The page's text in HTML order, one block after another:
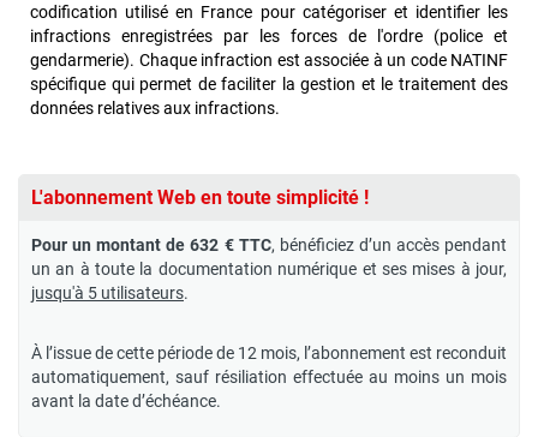
codification utilisé en France pour catégoriser et identifier les
infractions enregistrées par les forces de l'ordre (police et
gendarmerie). Chaque infraction est associée à un code NATINF
spécifique qui permet de faciliter la gestion et le traitement des
données relatives aux infractions.
L'abonnement Web en toute simplicité !
Pour un montant de 632 € TTC, bénéficiez d’un accès pendant
un an à toute la documentation numérique et ses mises à jour,
jusqu'à 5 utilisateurs.
À l’issue de cette période de 12 mois, l’abonnement est reconduit
automatiquement, sauf résiliation effectuée au moins un mois
avant la date d’échéance.